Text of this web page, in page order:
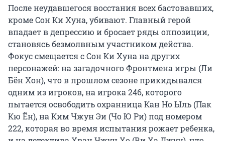
После неудавшегося восстания всех бастовавших,
кроме Сон Ки Хуна, убивают. Главный герой
впадает в депрессию и бросает ряды оппозиции,
становясь безмолвным участником действа.
Фокус смещается с Сон Ки Хуна на других
персонажей: на загадочного Фронтмена игры (Ли
Бён Хон), что в прошлом сезоне прикидывался
одним из игроков, на игрока 246, которого
пытается освободить охранница Кан Но Ыль (Пак
Кю Ён), на Ким Чжун Эи (Чо Ю Ри) под номером
222, которая во время испытания рожает ребенка,